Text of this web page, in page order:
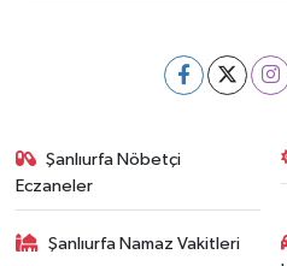
Şanlıurfa Nöbetçi
Eczaneler
Şanlıurfa Namaz Vakitleri